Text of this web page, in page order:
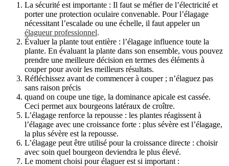
La sécurité est importante : Il faut se méfier de l’électricité et
porter une protection oculaire convenable. Pour l’élagage
nécessitant l’escalade ou une échelle, il faut appeler un
élagueur professionnel.
Évaluer la plante tout entière : l’élagage influence toute la
plante. En évaluant la plante dans son ensemble, vous pouvez
prendre une meilleure décision en termes des éléments à
couper pour avoir les meilleurs résultats.
Réfléchissez avant de commencer à couper ; n’élaguez pas
sans raison précis
quand on coupe une tige, la dominance apicale est cassée.
Ceci permet aux bourgeons latéraux de croître.
L’élagage renforce la repousse : les plantes réagissent à
l’élagage avec une croissance forte : plus sévère est l’élagage,
la plus sévère est la repousse.
L’élagage peut être utilisé pour la croissance directe : choisir
avec soin quel bourgeon deviendra le plus élevé.
Le moment choisi pour élaguer est si important :